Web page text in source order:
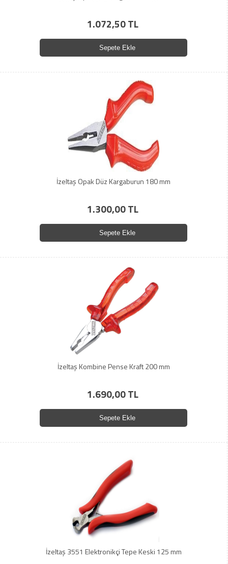
1.072,50 TL
Sepete Ekle
İzeltaş Opak Düz Kargaburun 180 mm
1.300,00 TL
Sepete Ekle
İzeltaş Kombine Pense Kraft 200 mm
1.690,00 TL
Sepete Ekle
İzeltaş 3551 Elektronikçi Tepe Keski 125 mm